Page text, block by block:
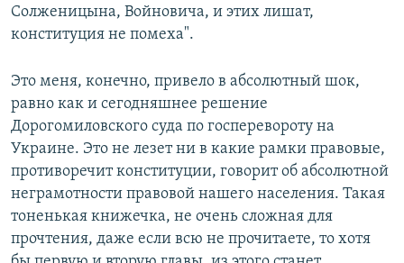
Солженицына, Войновича, и этих лишат,
конституция не помеха".
Это меня, конечно, привело в абсолютный шок,
равно как и сегодняшнее решение
Дорогомиловского суда по госперевороту на
Украине. Это не лезет ни в какие рамки правовые,
противоречит конституции, говорит об абсолютной
неграмотности правовой нашего населения. Такая
тоненькая книжечка, не очень сложная для
прочтения, даже если всю не прочитаете, то хотя